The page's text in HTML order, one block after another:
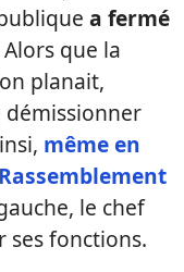
a fermé
Alors que la
planait,
démissionner
même en
le chef
ses fonctions.